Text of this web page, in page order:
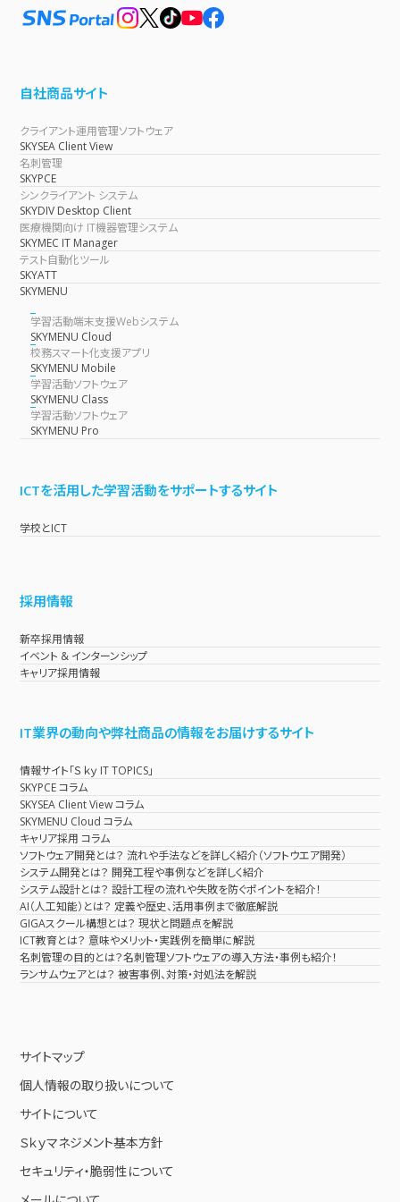
自社商品サイト
クライアント運用管理ソフトウェア
SKYSEA Client View
名刺管理
SKYPCE
シンクライアント システム
SKYDIV Desktop Client
医療機関向け IT機器管理システム
SKYMEC IT Manager
テスト自動化ツール
SKYATT
SKYMENU
学習活動端末支援Webシステム
SKYMENU Cloud
校務スマート化支援アプリ
SKYMENU Mobile
学習活動ソフトウェア
SKYMENU Class
学習活動ソフトウェア
SKYMENU Pro
ICTを活用した学習活動をサポートするサイト
学校とICT
採用情報
新卒採用情報
イベント & インターンシップ
キャリア採用情報
IT業界の動向や弊社商品の情報をお届けするサイト
情報サイト「Ｓｋｙ IT TOPICS」
SKYPCE コラム
SKYSEA Client View コラム
SKYMENU Cloud コラム
キャリア採用 コラム
ソフトウェア開発とは？ 流れや手法などを詳しく紹介（ソフトウエア開発）
システム開発とは？ 開発工程や事例などを詳しく紹介
システム設計とは？ 設計工程の流れや失敗を防ぐポイントを紹介！
AI（人工知能）とは？ 定義や歴史、活用事例まで徹底解説
GIGAスクール構想とは？ 現状と問題点を解説
ICT教育とは？ 意味やメリット・実践例を簡単に解説
名刺管理の目的とは？名刺管理ソフトウェアの導入方法・事例も紹介！
ランサムウェアとは？ 被害事例、対策・対処法を解説
サイトマップ
個人情報の取り扱いについて
サイトについて
Ｓｋｙマネジメント基本方針
セキュリティ・脆弱性について